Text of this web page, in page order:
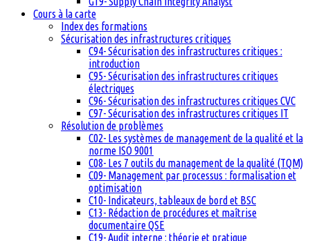
Cours à la carte
Index des formations
Sécurisation des infrastructures critiques
C94- Sécurisation des infrastructures critiques :
introduction
C95- Sécurisation des infrastructures critiques
électriques
C96- Sécurisation des infrastructures critiques CVC
C97- Sécurisation des infrastructures critiques IT
Résolution de problèmes
C02- Les systèmes de management de la qualité et la
norme ISO 9001
C08- Les 7 outils du management de la qualité (TQM)
C09- Management par processus : formalisation et
optimisation
C10- Indicateurs, tableaux de bord et BSC
C13- Rédaction de procédures et maîtrise
documentaire QSE
C19- Audit interne : théorie et pratique